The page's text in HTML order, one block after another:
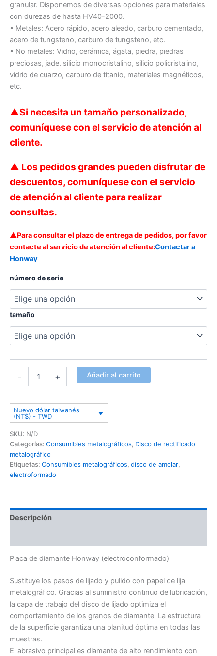
granular. Disponemos de diversas opciones para materiales
con durezas de hasta HV40-2000.
• Metales: Acero rápido, acero aleado, carburo cementado,
acero de tungsteno, carburo de tungsteno, etc.
• No metales: Vidrio, cerámica, ágata, piedra, piedras
preciosas, jade, silicio monocristalino, silicio policristalino,
vidrio de cuarzo, carburo de titanio, materiales magnéticos,
etc.
▲Si necesita un tamaño personalizado,
comuníquese con el servicio de atención al
cliente.
▲ Los pedidos grandes pueden disfrutar de
descuentos, comuníquese con el servicio
de atención al cliente para realizar
consultas.
▲Para consultar el plazo de entrega de pedidos, por favor
contacte al servicio de atención al cliente:Contactar a
Honway
número de serie
tamaño
- + Añadir al carrito
Nuevo dólar taiwanés
(NT$) - TWD
SKU: N/D
Categorías: Consumibles metalográficos, Disco de rectificado
metalográfico
Etiquetas: Consumibles metalográficos, disco de amolar,
electroformado
Descripción
Placa de diamante Honway (electroconformado)
Sustituye los pasos de lijado y pulido con papel de lija
metalográfico. Gracias al suministro continuo de lubricación,
la capa de trabajo del disco de lijado optimiza el
comportamiento de los granos de diamante. La estructura
de la superficie garantiza una planitud óptima en todas las
muestras.
El abrasivo principal es diamante de alto rendimiento con